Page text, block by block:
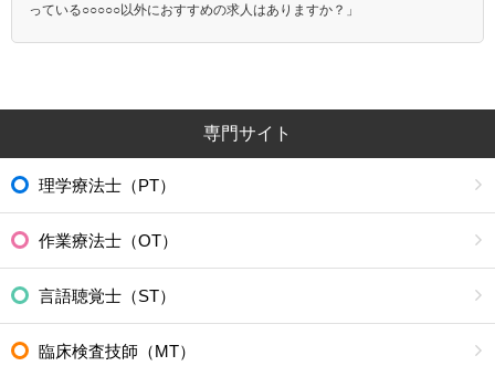
っている○○○○○以外におすすめの求人はありますか？」
専門サイト
理学療法士（PT）
作業療法士（OT）
言語聴覚士（ST）
臨床検査技師（MT）